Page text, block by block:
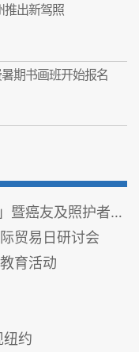
推出新驾照
期书画班开始报名
癌友及照护者讲座
贸易日研讨会
育活动
纽约